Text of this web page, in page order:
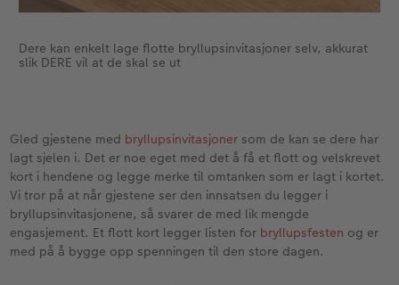
Dere kan enkelt lage flotte bryllupsinvitasjoner selv, akkurat
slik DERE vil at de skal se ut
Gled gjestene med bryllupsinvitasjoner som de kan se dere har
lagt sjelen i. Det er noe eget med det å få et flott og velskrevet
kort i hendene og legge merke til omtanken som er lagt i kortet.
Vi tror på at når gjestene ser den innsatsen du legger i
bryllupsinvitasjonene, så svarer de med lik mengde
engasjement. Et flott kort legger listen for bryllupsfesten og er
med på å bygge opp spenningen til den store dagen.